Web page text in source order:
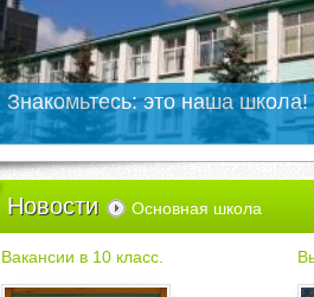
Знакомьтесь: это наша школа!
Новости Основная школа
Вакансии в 10 класс.